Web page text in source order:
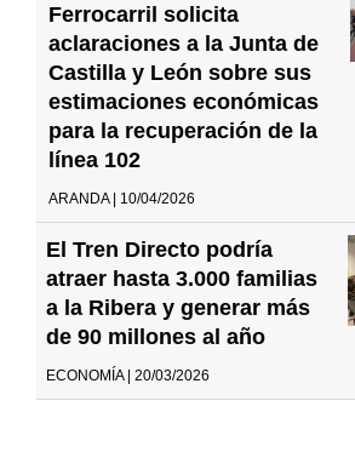
Ferrocarril solicita
aclaraciones a la Junta de
Castilla y León sobre sus
estimaciones económicas
para la recuperación de la
línea 102
ARANDA | 10/04/2026
El Tren Directo podría
atraer hasta 3.000 familias
a la Ribera y generar más
de 90 millones al año
ECONOMÍA | 20/03/2026